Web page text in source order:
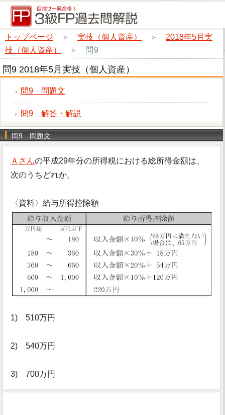
トップページ ＞ 実技（個人資産） ＞ 2018年5月実
技（個人資産）
＞ 問9
問9 2018年5月実技（個人資産）
問9 問題文
問9 解答・解説
問9 問題文
Ａさんの平成29年分の所得税における総所得金額は、
次のうちどれか。
〈資料〉給与所得控除額
1) 510万円
2) 540万円
3) 700万円